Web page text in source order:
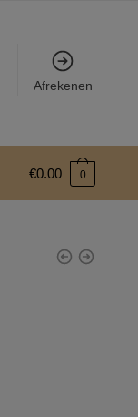
Afrekenen
€0.00 0